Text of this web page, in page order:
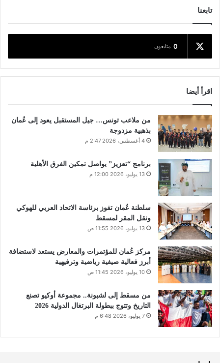
تابعنا
0 متابعون
اقرأ أيضا
من ملاعب تونس… جيل المستقبل يعود إلى عُمان
بذهبية مزدوجة
4 أغسطس، 2026 2:47 م
برنامج “تعزيز” يواصل تمكين الفرق الأهلية
13 يوليو، 2026 12:00 م
سلطنة عُمان تفوز برئاسة الاتحاد العربي للهوكي
ونقل المقر لمسقط
13 يوليو، 2026 11:55 ص
مركز عُمان للمؤتمرات والمعارض يستعد لاستضافة
أبرز فعالية صيفية رياضية وترفيهية
10 يوليو، 2026 11:45 ص
من مسقط إلى لشبونة.. مجموعة أوكيو تصنع
التاريخ وتتوج ببطولة البرتغال الدولية 2026
7 يوليو، 2026 6:48 م